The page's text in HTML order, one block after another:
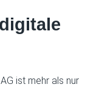
ist mehr als nur